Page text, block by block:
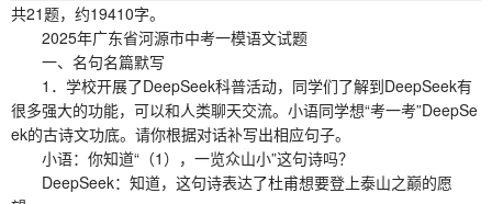
共21题，约19410字。
2025年广东省河源市中考一模语文试题
一、名句名篇默写
1．学校开展了DeepSeek科普活动，同学们了解到DeepSeek有
很多强大的功能，可以和人类聊天交流。小语同学想“考一考”DeepSe
ek的古诗文功底。请你根据对话补写出相应句子。
小语：你知道“（1），一览众山小”这句诗吗？
DeepSeek：知道，这句诗表达了杜甫想要登上泰山之巅的愿